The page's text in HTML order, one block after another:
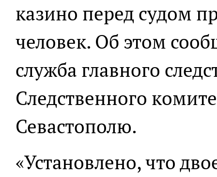
казино перед судом
человек. Об этом
служба главного
Следственного
Севастополю.
«Установлено, что